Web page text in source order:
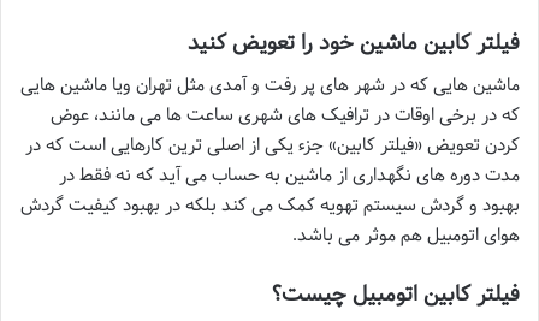
فیلتر کابین ماشین خود را تعویض کنید
ماشین هایی که در شهر های پر رفت و آمدی مثل تهران ویا ماشین هایی
که در برخی اوقات در ترافیک های شهری ساعت ها می مانند، عوض
کردن تعویض «فیلتر کابین» جزء یکی از اصلی ترین کارهایی است که در
مدت دوره های نگهداری از ماشین به حساب می آید که نه فقط در
بهبود و گردش سیستم تهویه کمک می کند بلکه در بهبود کیفیت گردش
هوای اتومبیل هم موثر می باشد.
فیلتر کابین اتومبیل چیست؟